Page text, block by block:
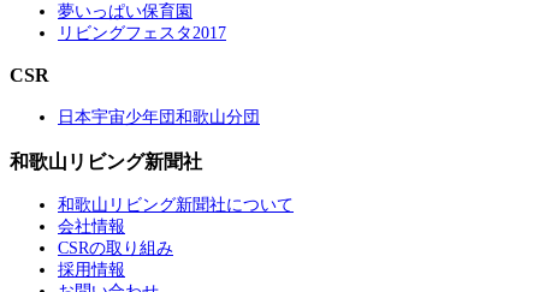
夢いっぱい保育園
リビングフェスタ2017
CSR
日本宇宙少年団和歌山分団
和歌山リビング新聞社
和歌山リビング新聞社について
会社情報
CSRの取り組み
採用情報